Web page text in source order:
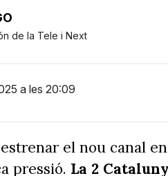
de la Tele i Next
a les 20:09
el nou canal
pressió. La 2